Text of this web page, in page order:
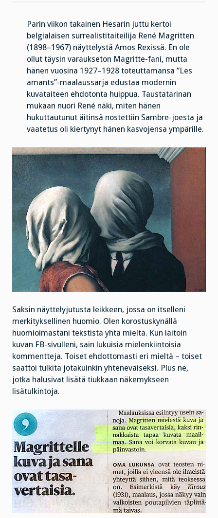
Parin viikon takainen Hesarin juttu kertoi
belgialaisen surrealistitaiteilija René Magritten
(1898–1967) näyttelystä Amos Rexissä. En ole
ollut täysin varaukseton Magritte-fani, mutta
hänen vuosina 1927–1928 toteuttamansa ”Les
amants”-maalaussarja edustaa modernin
kuvataiteen ehdotonta huippua. Taustatarinan
mukaan nuori René näki, miten hänen
hukuttautunut äitinsä nostettiin Sambre-joesta ja
vaatetus oli kiertynyt hänen kasvojensa ympärille.
Saksin näyttelyjutusta leikkeen, jossa on itselleni
merkityksellinen huomio. Olen korostuskynällä
huomioimastani tekstistä yhtä mieltä. Kun laitoin
kuvan FB-sivulleni, sain lukuisia mielenkiintoisia
kommentteja. Toiset ehdottomasti eri mieltä – toiset
saattoi tulkita jotakuinkin yhteneväiseksi. Plus ne,
jotka halusivat lisätä tiukkaan näkemykseen
lisätulkintoja.